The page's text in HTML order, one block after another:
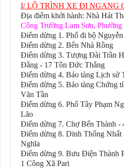
I/ LỘ TRÌNH XE ĐI NGANG
Địa điểm khởi hành: Nhà Hát
Công Trường Lam Sơn,
Điểm dừng 1. Phố đi bộ
Điểm dừng 2. Bến Nhà Rồng
Điểm dừng 3. Tượng Đài Trần
Đằng - 17 Tôn Đức Thắng
Điểm dừng 4. Bảo tàng Lịch sử
Điểm dừng 5. Bảo tàng Chứng
Văn Tần
Điểm dừng 6. Phố Tây Phạm
Lão
Điểm dừng 7. Chợ Bến Thành
Điểm dừng 8. Dinh Thống
Nghĩa
Điểm dừng 9. Bưu Điện Thành
1 Công Xã Pari